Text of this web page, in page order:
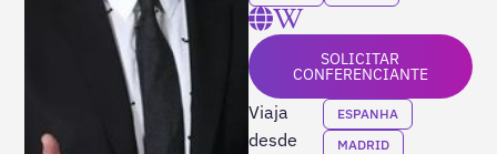
SOLICITAR
CONFERENCIANTE
Viaja
desde
ESPANHA
MADRID